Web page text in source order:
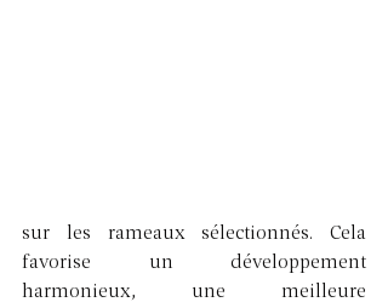
sur les rameaux sélectionnés. Cela
favorise un développement
harmonieux, une meilleure